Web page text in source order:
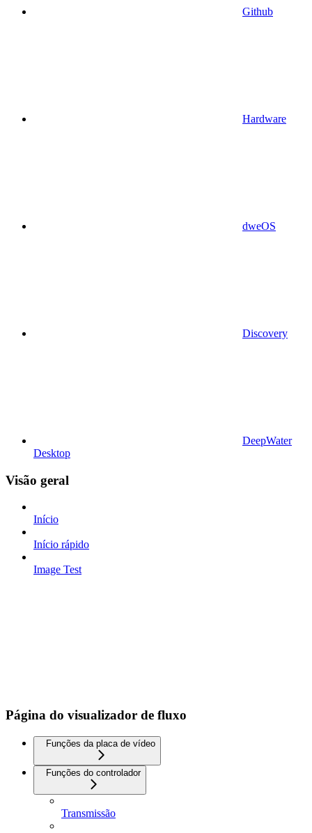
Github
Hardware
dweOS
Discovery
DeepWater
Desktop
Visão geral
Início
Início rápido
Image Test
Página do visualizador de fluxo
Funções da placa de vídeo
Funções do controlador
Transmissão